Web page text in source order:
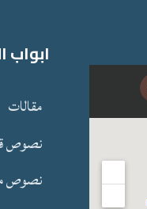
ابواب
مقالات
نصوص
نصوص